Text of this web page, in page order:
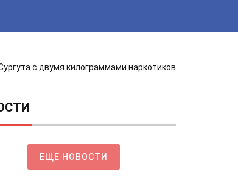
с двумя килограммами наркотиков
ЕЩЕ НОВОСТИ